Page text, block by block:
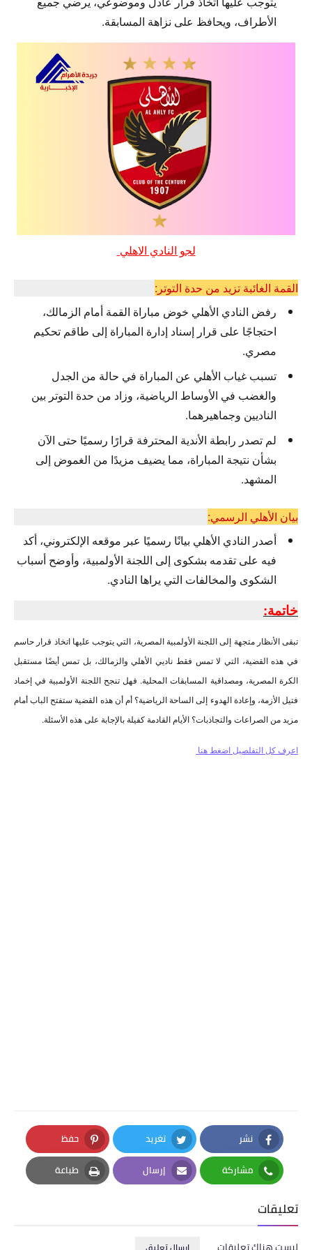
الأطراف، ويحافظ على نزاهة المسابقة.
لجو النادي الاهلي
القمة الغائبة تزيد من حدة التوتر:
رفض النادي الأهلي خوض مباراة القمة أمام الزمالك،
احتجاجًا على قرار إسناد إدارة المباراة إلى طاقم تحكيم
مصري.
تسبب غياب الأهلي عن المباراة في حالة من الجدل
والغضب في الأوساط الرياضية، وزاد من حدة التوتر بين
الناديين وجماهيرهما.
لم تصدر رابطة الأندية المحترفة قرارًا رسميًا حتى الآن
بشأن نتيجة المباراة، مما يضيف مزيدًا من الغموض إلى
المشهد.
بيان الأهلي الرسمي:
أصدر النادي الأهلي بيانًا رسميًا عبر موقعه الإلكتروني، أكد
فيه على تقدمه بشكوى إلى اللجنة الأولمبية، وأوضح أسباب
الشكوى والمخالفات التي يراها النادي.
خاتمة:
تبقى الأنظار متجهة إلى اللجنة الأولمبية المصرية، التي يتوجب عليها اتخاذ قرار حاسم
في هذه القضية، التي لا تمس فقط ناديي الأهلي والزمالك، بل تمس أيضًا مستقبل
الكرة المصرية، ومصداقية المسابقات المحلية. فهل تنجح اللجنة الأولمبية في إخماد
فتيل الأزمة، وإعادة الهدوء إلى الساحة الرياضية؟ أم أن هذه القضية ستفتح الباب أمام
مزيد من الصراعات والتجاذبات؟ الأيام القادمة كفيلة بالإجابة على هذه الأسئلة.
اعرف كل التفلصيل اضغط هنا
نشر
Facebook
تغريد
Twitter
حفظ
Pinterest
مشاركة
Whatsapp
إرسال
Email
طباعة
Print
تعليقات